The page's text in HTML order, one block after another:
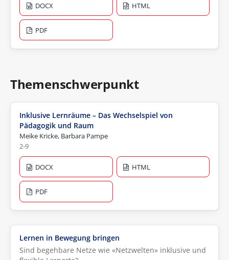
DOCX HTML
PDF
Themenschwerpunkt
Inklusive Lernräume – Das Wechselspiel von
Pädagogik und Raum
Meike Kricke, Barbara Pampe
2-9
DOCX HTML
PDF
Lernen in Bewegung bringen
Sind begehbare Netze wie «Netzwelten» inklusive und